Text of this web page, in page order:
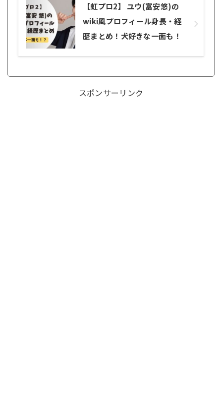
【虹プロ2】 ユウ(富安悠)の
wiki風プロフィール身長・経
歴まとめ！犬好きな一面も！
スポンサーリンク